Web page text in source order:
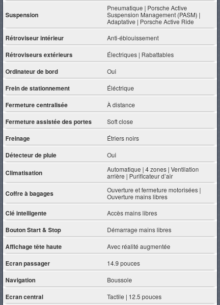
Suspension
Pneumatique | Porsche Active
Suspension Management (PASM) |
Adaptative | Porsche Active Ride
Rétroviseur intérieur Anti-éblouissement
Rétroviseurs extérieurs Électriques | Rabattables
Ordinateur de bord Oui
Frein de stationnement Éléctrique
Fermeture centralisée À distance
Fermeture assistée des portes Soft close
Freinage Étriers noirs
Détecteur de pluie Oui
Climatisation
Automatique | 4 zones | Ventilation
arrière | Purificateur d’air
Coffre à bagages
Ouverture et fermeture motorisées |
Ouverture mains libres
Clé intelligente Accès mains libres
Bouton Start & Stop Démarrage mains libres
Affichage tête haute Avec réalité augmentée
Ecran passager 14.9 pouces
Navigation Boussole
Ecran central Tactile | 12.5 pouces